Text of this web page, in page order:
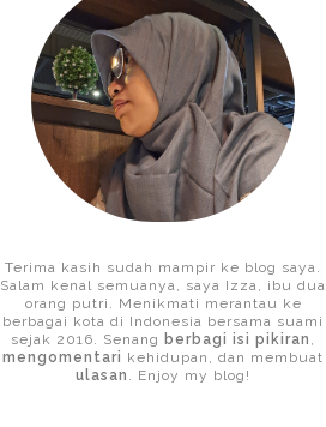
Terima kasih sudah mampir ke blog saya.
Salam kenal semuanya, saya Izza, ibu dua
orang putri. Menikmati merantau ke
berbagai kota di Indonesia bersama suami
sejak 2016. Senang berbagi isi pikiran ,
mengomentari kehidupan, dan membuat
ulasan . Enjoy my blog!